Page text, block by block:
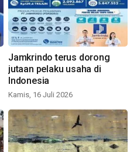
Jamkrindo terus dorong
jutaan pelaku usaha di
Indonesia
Kamis, 16 Juli 2026